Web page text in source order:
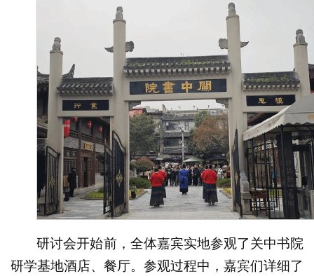
研讨会开始前，全体嘉宾实地参观了关中书院
研学基地酒店、餐厅。参观过程中，嘉宾们详细了